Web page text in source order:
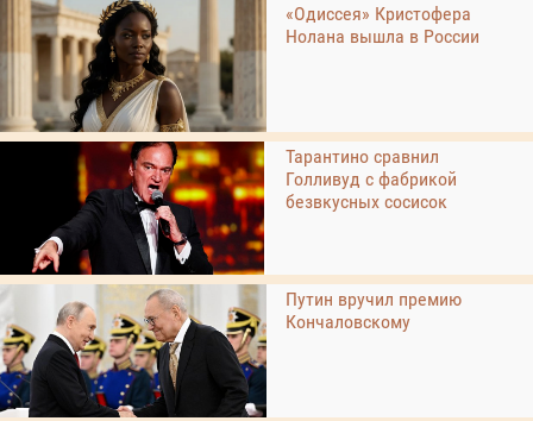
«Одиссея» Кристофера
Нолана вышла в России
Тарантино сравнил
Голливуд с фабрикой
безвкусных сосисок
Путин вручил премию
Кончаловскому